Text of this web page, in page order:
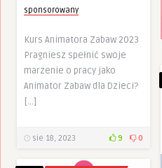
sponsorowany
Kurs Animatora Zabaw 2023
Pragniesz spełnić swoje
marzenie o pracy jako
Animator Zabaw dla Dzieci?
[…]
sie 18, 2023 9 0